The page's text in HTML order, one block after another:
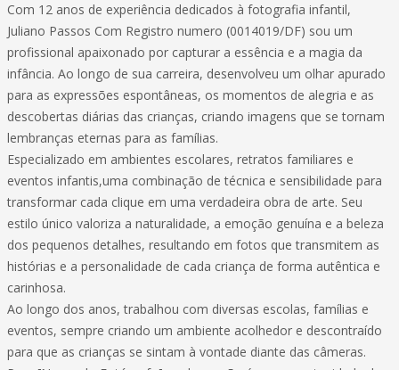
Com 12 anos de experiência dedicados à fotografia infantil,
Juliano Passos Com Registro numero (0014019/DF) sou um
profissional apaixonado por capturar a essência e a magia da
infância. Ao longo de sua carreira, desenvolveu um olhar apurado
para as expressões espontâneas, os momentos de alegria e as
descobertas diárias das crianças, criando imagens que se tornam
lembranças eternas para as famílias.
Especializado em ambientes escolares, retratos familiares e
eventos infantis,uma combinação de técnica e sensibilidade para
transformar cada clique em uma verdadeira obra de arte. Seu
estilo único valoriza a naturalidade, a emoção genuína e a beleza
dos pequenos detalhes, resultando em fotos que transmitem as
histórias e a personalidade de cada criança de forma autêntica e
carinhosa.
Ao longo dos anos, trabalhou com diversas escolas, famílias e
eventos, sempre criando um ambiente acolhedor e descontraído
para que as crianças se sintam à vontade diante das câmeras.